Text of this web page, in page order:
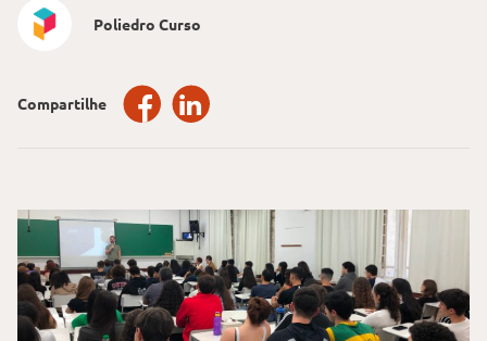
Poliedro Curso
Compartilhe